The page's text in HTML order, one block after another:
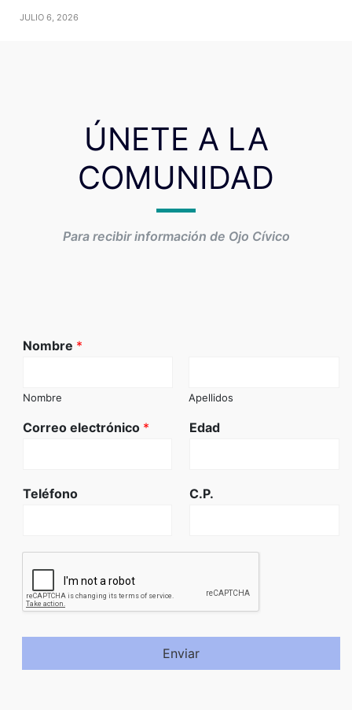
JULIO 6, 2026
ÚNETE A LA
COMUNIDAD
Para recibir información de Ojo Cívico
Nombre *
Nombre Apellidos
Correo electrónico * Edad
Teléfono C.P.
Enviar